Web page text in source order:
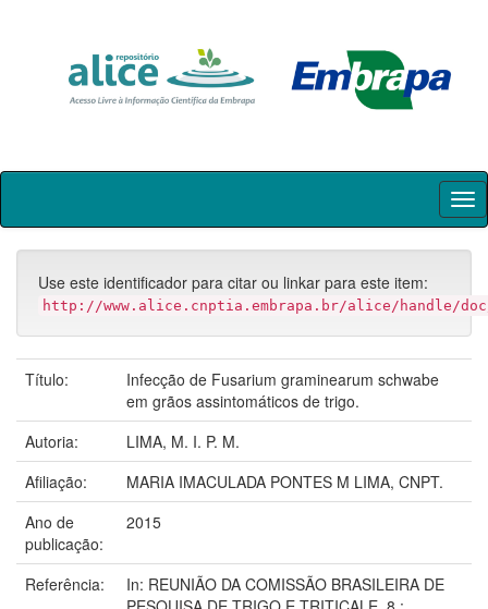
Skip
Use este identificador para citar ou linkar para este item:
http://www.alice.cnptia.embrapa.br/alice/handle/doc/
Título:
Infecção de Fusarium graminearum schwabe
em grãos assintomáticos de trigo.
Autoria:
LIMA, M. I. P. M.
Afiliação:
MARIA IMACULADA PONTES M LIMA, CNPT.
Ano de
publicação:
2015
Referência:
In: REUNIÃO DA COMISSÃO BRASILEIRA DE